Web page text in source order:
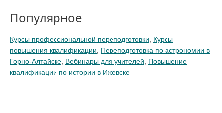
Популярное
Курсы профессиональной переподготовки
Курсы
повышения квалификации
Переподготовка по астрономии в
Горно-Алтайске Вебинары для учителей
Повышение
квалификации по истории в Ижевске